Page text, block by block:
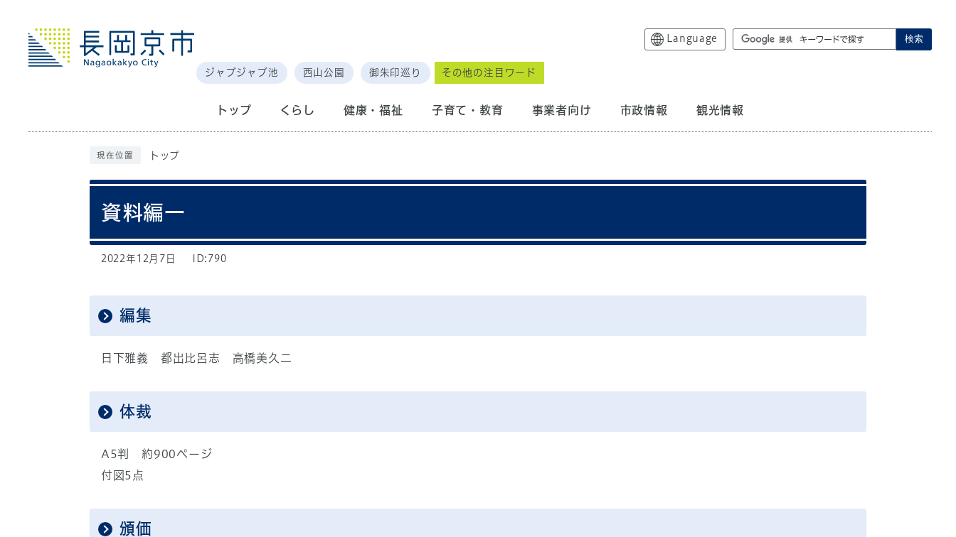
Language 検索
ジャブジャブ池 西山公園 御朱印巡り その他の注目ワード
トップ くらし 健康・福祉 子育て・教育 事業者向け 市政情報 観光情報
現在位置 トップ
資料編一
2022年12月7日 ID:790
編集
日下雅義 都出比呂志 高橋美久二
体裁
A5判 約900ページ
付図5点
頒価